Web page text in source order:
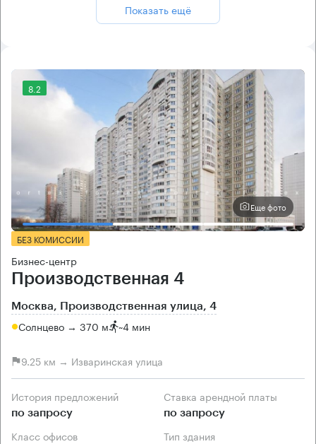
Показать ещё
8.2
Еще фото
БЕЗ КОМИССИИ
Бизнес-центр
Производственная 4
Москва, Производственная улица, 4
Солнцево → 370 м ~4 мин
9.25 км → Изваринская улица
История предложений
по запросу
Ставка арендной платы
по запросу
Класс офисов Тип здания